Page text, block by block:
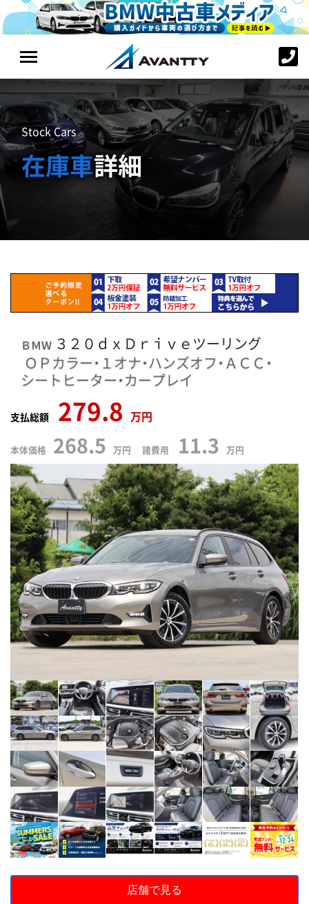
Stock Cars
在庫車詳細
ＢＭＷ ３２０ｄｘＤｒｉｖｅツーリング
ＯＰカラー・１オナ・ハンズオフ・ＡＣＣ・
シートヒーター・カープレイ
支払総額 279.8 万円
本体価格 268.5 万円 諸費用 11.3 万円
店舗で見る